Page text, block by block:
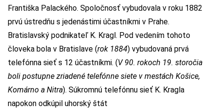
Františka Palackého. Spoločnosť vybudovala v roku 1882
prvú ústredňu s jedenástimi účastníkmi v Prahe.
Bratislavský podnikateľ K. Kragl. Pod vedením tohoto
človeka bola v Bratislave (rok 1884) vybudovaná prvá
telefónna sieť s 12 účastníkmi. (V 90. rokoch 19. storočia
boli postupne zriadené telefónne siete v mestách Košice,
Komárno a Nitra). Súkromnú telefónnu sieť K. Kragla
napokon odkúpil uhorský štát